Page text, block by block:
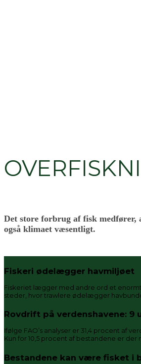
Det store forbrug af fisk medfører,
også klimaet væsentligt.
Fiskeri ødelægger havmiljøet
Fiskeriet lægger med andre ord et
steder, hvor trawlere ødelægger
Rovdrift på verdenshavene:
Ifølge FAO’s analyser er 31,4 procent af
Kun for 10,5 procent af bestandene er
Bestandene kan være fisket i